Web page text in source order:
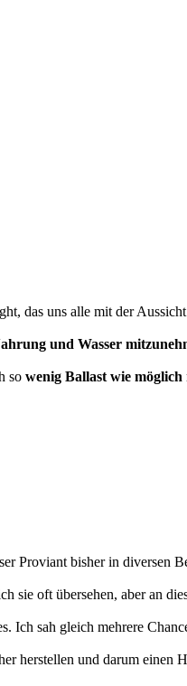
das uns alle mit der
und Wasser
so wenig Ballast wie möglich
Proviant bisher in diversen
sie oft übersehen, aber an
Ich sah gleich mehrere
herstellen und darum einen